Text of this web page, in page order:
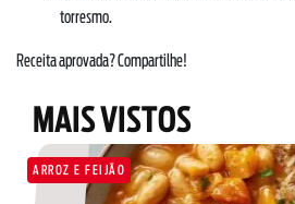
TRABALHE CONOSCO
OUVIDORIA
torresmo.
Receita aprovada? Compartilhe!
MAIS VISTOS
ARROZ E FEIJÃO